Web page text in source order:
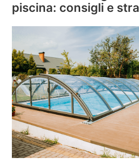
piscina: consigli e